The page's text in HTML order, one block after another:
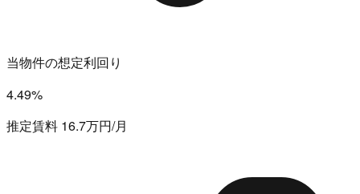
当物件の想定利回り
4.49%
推定賃料 16.7万円/月